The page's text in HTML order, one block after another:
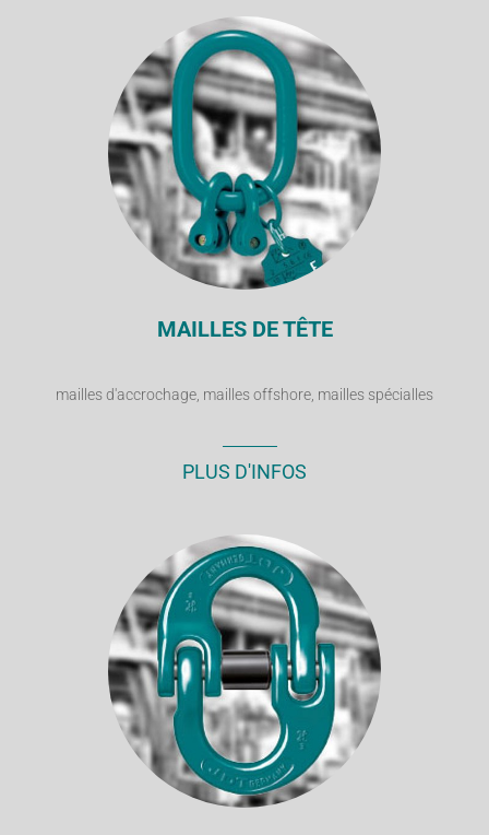
MAILLES DE TÊTE
mailles d'accrochage, mailles offshore, mailles spécialles
PLUS D'INFOS